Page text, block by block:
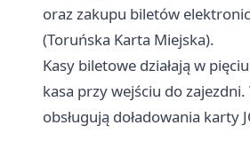
oraz zakupu biletów
(Toruńska Karta Miejska).
Kasy biletowe działają w
kasa przy wejściu do
obsługują doładowania karty